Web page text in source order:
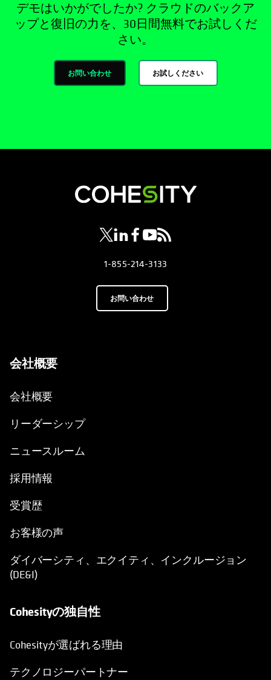
デモはいかがでしたか? クラウドのバックア
ップと復旧の力を、30日間無料でお試しくだ
さい。
お問い合わせ お試しください
新しいタブで開く
新しいタブで開く
新しいタブで開く
新しいタブで開く
新しいタブで開く
1-855-214-3133
お問い合わせ
会社概要
会社概要
リーダーシップ
ニュースルーム
採用情報
受賞歴
お客様の声
ダイバーシティ、エクイティ、インクルージョン
(DE&I)
Cohesityの独自性
Cohesityが選ばれる理由
テクノロジーパートナー